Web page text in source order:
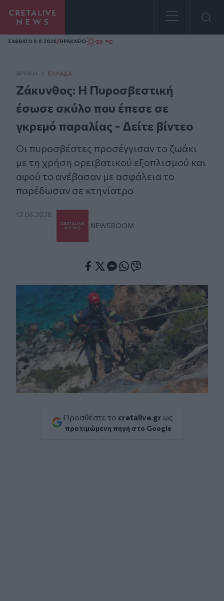
Homepage
ΣAΒΒΑΤΟ 8.8.2026/ΗΡΑΚΛΕΙΟ 33 °C
ΑΡΧΙΚΗ / ΕΛΛΆΔΑ
Zάκυνθος: Η Πυροσβεστική
έσωσε σκύλο που έπεσε σε
γκρεμό παραλίας - Δείτε βίντεο
Οι πυροσβέστες προσέγγισαν το ζωάκι
με τη χρήση ορειβατικού εξοπλισμού και
αφού το ανέβασαν με ασφάλεια το
παρέδωσαν σε κτηνίατρο
12.06.2026
NEWSROOM
Προσθέστε το cretalive.gr ως
προτιμώμενη πηγή στο Google